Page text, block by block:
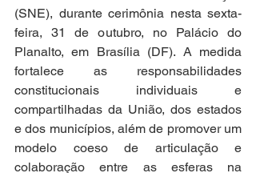
(SNE), durante cerimônia nesta sexta-
feira, 31 de outubro, no Palácio do
Planalto, em Brasília (DF). A medida
fortalece as responsabilidades
constitucionais individuais e
compartilhadas da União, dos estados
e dos municípios, além de promover um
modelo coeso de articulação e
colaboração entre as esferas na